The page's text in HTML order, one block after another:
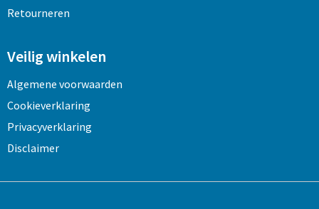
Retourneren
Veilig winkelen
Algemene voorwaarden
Cookieverklaring
Privacyverklaring
Disclaimer